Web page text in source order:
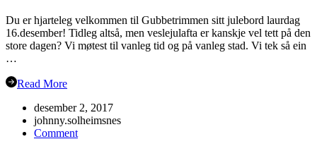
Du er hjarteleg velkommen til Gubbetrimmen sitt julebord laurdag
16.desember! Tidleg altså, men veslejulafta er kanskje vel tett på den
store dagen? Vi møtest til vanleg tid og på vanleg stad. Vi tek så ein
…
Read More
desember 2, 2017
johnny.solheimsnes
Commenton